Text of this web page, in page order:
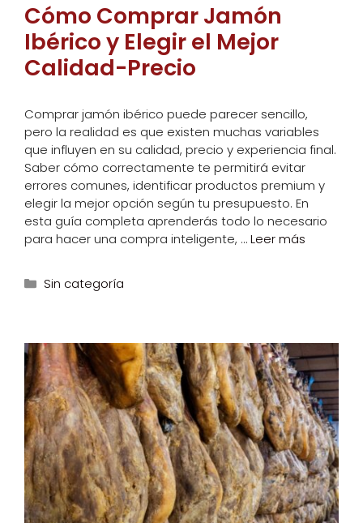
Cómo Comprar Jamón
Ibérico y Elegir el Mejor
Calidad-Precio
Comprar jamón ibérico puede parecer sencillo,
pero la realidad es que existen muchas variables
que influyen en su calidad, precio y experiencia final.
Saber cómo correctamente te permitirá evitar
errores comunes, identificar productos premium y
elegir la mejor opción según tu presupuesto. En
esta guía completa aprenderás todo lo necesario
para hacer una compra inteligente, …Leer más
Categorías
Sin categoría